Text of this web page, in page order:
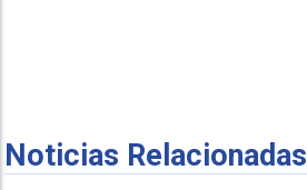
Noticias Relacionadas